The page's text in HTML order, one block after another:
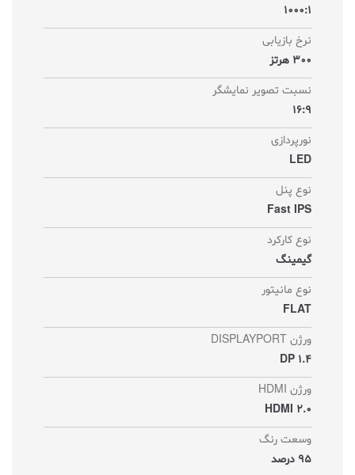
1000:1
نرخ بازیابی
300 هرتز
نسبت تصویر نمایشگر
16:9
نورپردازی
LED
نوع پنل
Fast IPS
نوع کارکرد
گیمینگ
نوع مانیتور
FLAT
ورژن DISPLAYPORT
DP 1.4
ورژن HDMI
HDMI 2.0
وسعت رنگ
95 درصد